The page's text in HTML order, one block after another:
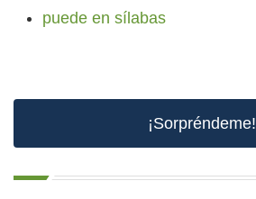
puede en sílabas
¡Sorpréndeme!